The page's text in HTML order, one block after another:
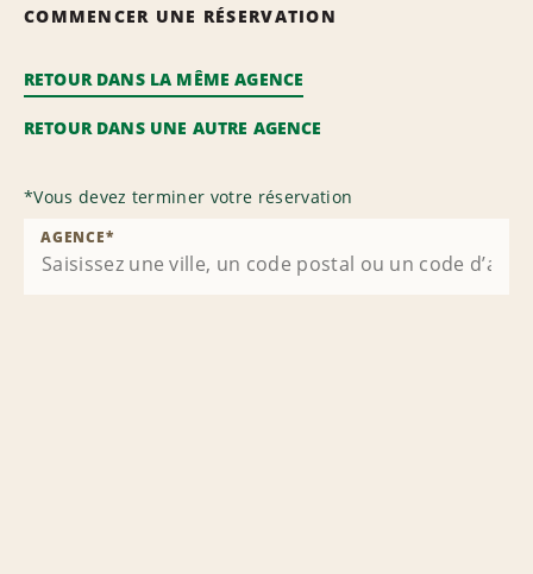
COMMENCER UNE RÉSERVATION
RETOUR DANS LA MÊME AGENCE
RETOUR DANS UNE AUTRE AGENCE
*Vous devez terminer votre réservation
AGENCE*